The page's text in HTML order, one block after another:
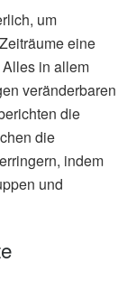
um
eine
in allem
veränderbaren
die
die
indem
und